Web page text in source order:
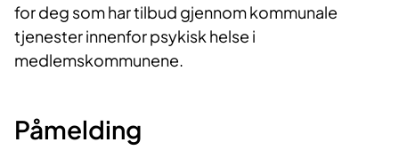
for deg som har tilbud gjennom kommunale
tjenester innenfor psykisk helse i
medlemskommunene.
Påmelding